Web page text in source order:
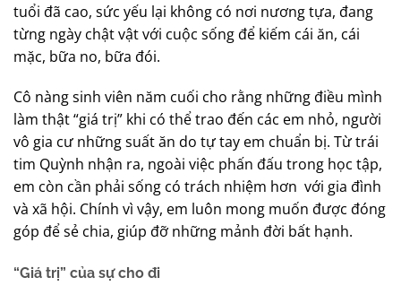
tuổi đã cao, sức yếu lại không có nơi nương tựa, đang
từng ngày chật vật với cuộc sống để kiếm cái ăn, cái
mặc, bữa no, bữa đói.
Cô nàng sinh viên năm cuối cho rằng những điều mình
làm thật “giá trị” khi có thể trao đến các em nhỏ, người
vô gia cư những suất ăn do tự tay em chuẩn bị. Từ trái
tim Quỳnh nhận ra, ngoài việc phấn đấu trong học tập,
em còn cần phải sống có trách nhiệm hơn với gia đình
và xã hội. Chính vì vậy, em luôn mong muốn được đóng
góp để sẻ chia, giúp đỡ những mảnh đời bất hạnh.
“Giá trị” của sự cho đi